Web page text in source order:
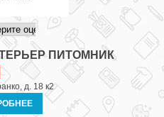
ПИТОМНИК
д. 18 к2